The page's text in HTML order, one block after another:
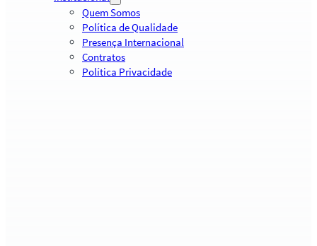
Quem Somos
Política de Qualidade
Presença Internacional
Contratos
Política Privacidade